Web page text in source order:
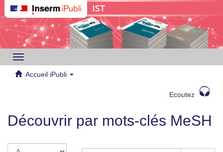
Toggle
navigation
Accueil iPubli
Ecoutez
Découvrir par mots-clés MeSH